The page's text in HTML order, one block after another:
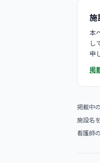
施
本
し
申
掲
掲載中
施設名
看護師